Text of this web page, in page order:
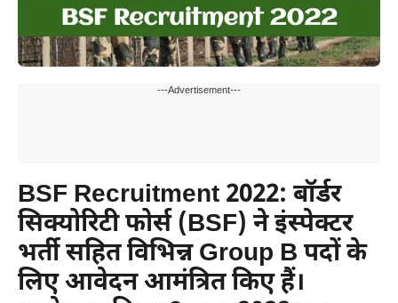
---Advertisement---
BSF Recruitment 2022: बॉर्डर
सिक्योरिटी फोर्स (BSF) ने इंस्पेक्टर
भर्ती सहित विभिन्न Group B पदों के
लिए आवेदन आमंत्रित किए हैं।